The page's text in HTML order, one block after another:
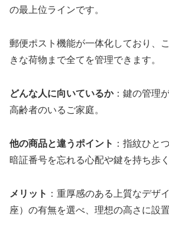
の最上位ラインです。
郵便ポスト機能が一体化しており、
きな荷物まで全てを管理できます。
どんな人に向いているか：鍵の管理
高齢者のいるご家庭。
他の商品と違うポイント ：指紋ひと
暗証番号を忘れる心配や鍵を持ち歩
メリット ：重厚感のある上質なデザ
座）の有無を選べ、理想の高さに設